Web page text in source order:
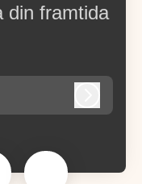
din framtida